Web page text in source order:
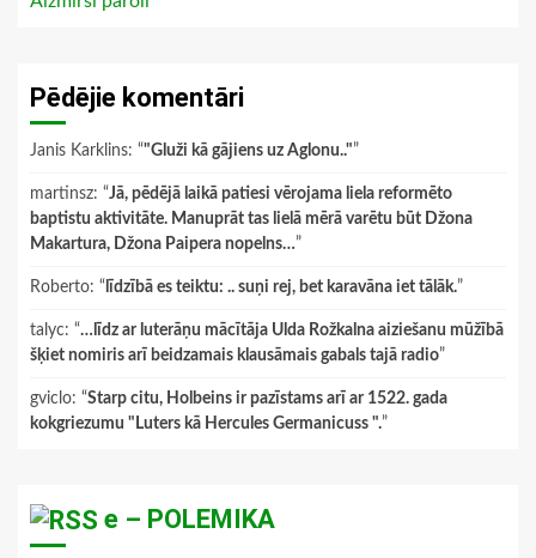
Pēdējie komentāri
Janis Karklins: “"Gluži kā gājiens uz Aglonu.."”
martinsz: “Jā, pēdējā laikā patiesi vērojama liela reformēto
baptistu aktivitāte. Manuprāt tas lielā mērā varētu būt Džona
Makartura, Džona Paipera nopelns…”
Roberto: “ līdzībā es teiktu: .. suņi rej, bet karavāna iet tālāk.”
talyc: “…līdz ar luterāņu mācītāja Ulda Rožkalna aiziešanu mūžībā
šķiet nomiris arī beidzamais klausāmais gabals tajā radio”
gviclo: “Starp citu, Holbeins ir pazīstams arī ar 1522. gada
kokgriezumu "Luters kā Hercules Germanicuss ".”
e – POLEMIKA